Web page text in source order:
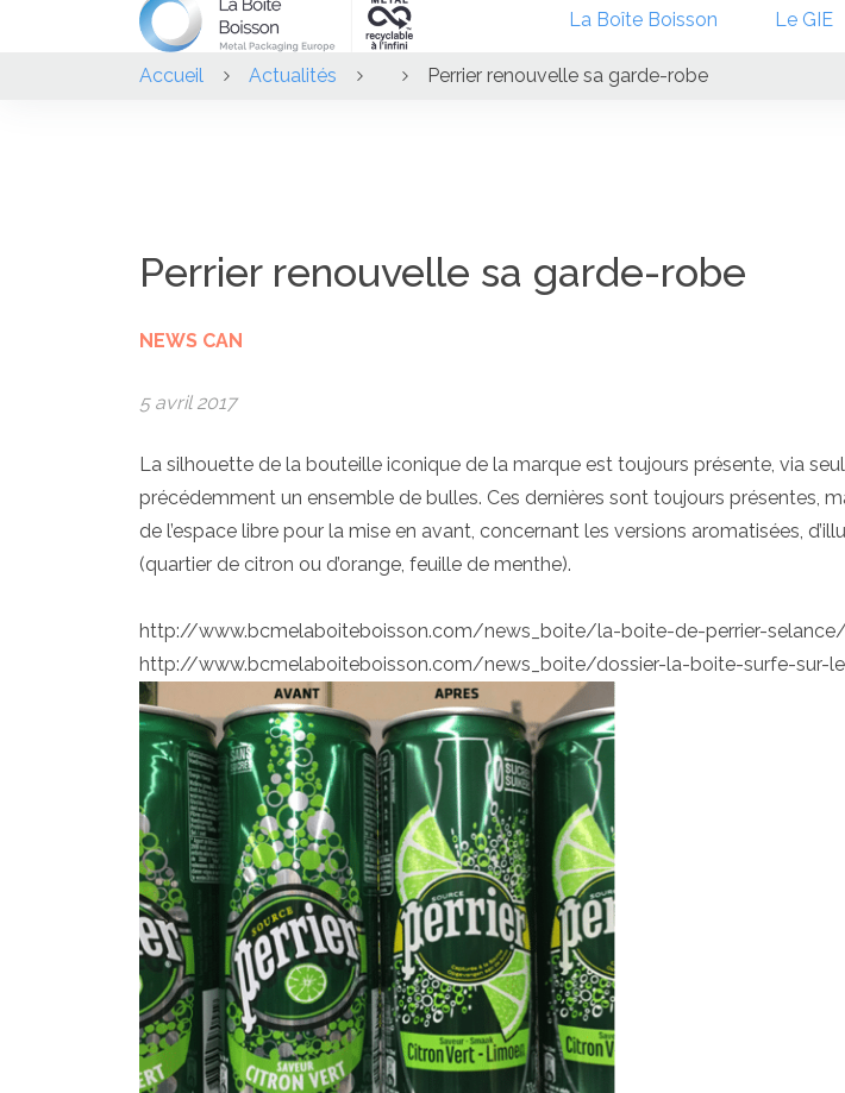
La Boîte Boisson Le GIE
Accueil Actualités Perrier renouvelle sa garde-robe
Perrier renouvelle sa garde-robe
NEWS CAN
5 avril 2017
La silhouette de la bouteille iconique de la marque est toujours présente, via
précédemment un ensemble de bulles. Ces dernières sont toujours présentes,
de l’espace libre pour la mise en avant, concernant les versions aromatisées,
(quartier de citron ou d’orange, feuille de menthe).
http://www.bcmelaboiteboisson.com/news_boite/la-boite-de-perrier-selance/
http://www.bcmelaboiteboisson.com/news_boite/dossier-la-boite-surfe-sur-